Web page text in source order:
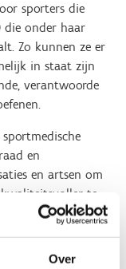
Over
sporters die
die onder haar
Zo kunnen ze er
in staat zijn
verantwoorde
en
en artsen om
te
door het
voor